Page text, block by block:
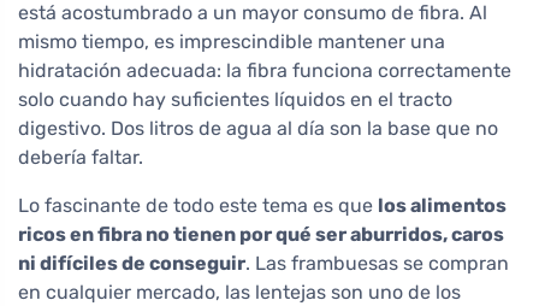
está acostumbrado a un mayor consumo de fibra. Al
mismo tiempo, es imprescindible mantener una
hidratación adecuada: la fibra funciona correctamente
solo cuando hay suficientes líquidos en el tracto
digestivo. Dos litros de agua al día son la base que no
debería faltar.
Lo fascinante de todo este tema es que los alimentos
ricos en fibra no tienen por qué ser aburridos, caros
ni difíciles de conseguir. Las frambuesas se compran
en cualquier mercado, las lentejas son uno de los